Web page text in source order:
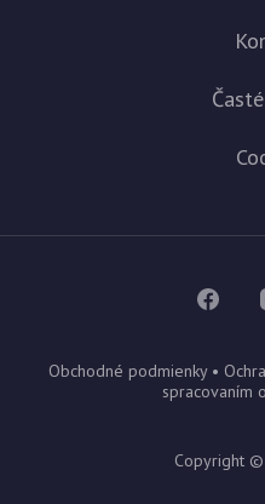
Obchodné podmienky•
spracovaním
Copyright ©